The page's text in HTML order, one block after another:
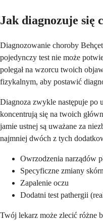
Jak diagnozuje się
Diagnozowanie choroby
pojedynczy test nie może
polegał na wzorcu twoich
fizykalnym, aby postawić
Diagnoza zwykle następuje po
koncentrują się na twoich
jamie ustnej są uważane za
najmniej dwóch z tych
Owrzodzenia narządów
Specyficzne zmiany
Zapalenie oczu
Dodatni test pathergii
Twój lekarz może zlecić różne